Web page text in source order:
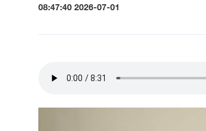
08:47:40 2026-07-01